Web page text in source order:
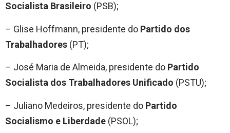
Socialista Brasileiro (PSB);
– Glise Hoffmann, presidente do Partido dos
Trabalhadores (PT);
– José Maria de Almeida, presidente do Partido
Socialista dos Trabalhadores Unificado (PSTU);
– Juliano Medeiros, presidente do Partido
Socialismo e Liberdade (PSOL);